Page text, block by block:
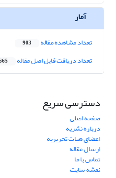
آمار
تعداد مشاهده مقاله 903
تعداد دریافت فایل اصل مقاله
دسترسی سریع
صفحه اصلی
درباره نشریه
اعضای هیات تحریریه
ارسال مقاله
تماس با ما
نقشه سایت